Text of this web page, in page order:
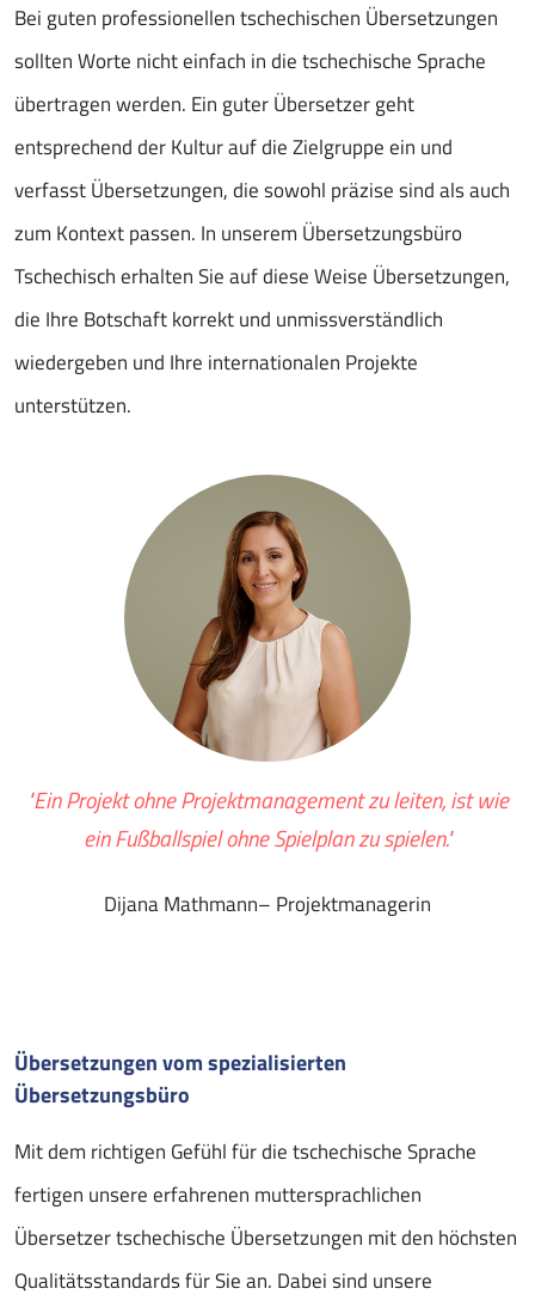
Bei guten professionellen tschechischen Übersetzungen
sollten Worte nicht einfach in die tschechische Sprache
übertragen werden. Ein guter Übersetzer geht
entsprechend der Kultur auf die Zielgruppe ein und
verfasst Übersetzungen, die sowohl präzise sind als auch
zum Kontext passen. In unserem Übersetzungsbüro
Tschechisch erhalten Sie auf diese Weise Übersetzungen,
die Ihre Botschaft korrekt und unmissverständlich
wiedergeben und Ihre internationalen Projekte
unterstützen.
"Ein Projekt ohne Projektmanagement zu leiten, ist wie
ein Fußballspiel ohne Spielplan zu spielen."
Dijana Mathmann– Projektmanagerin
Übersetzungen vom spezialisierten
Übersetzungsbüro
Mit dem richtigen Gefühl für die tschechische Sprache
fertigen unsere erfahrenen muttersprachlichen
Übersetzer tschechische Übersetzungen mit den höchsten
Qualitätsstandards für Sie an. Dabei sind unsere